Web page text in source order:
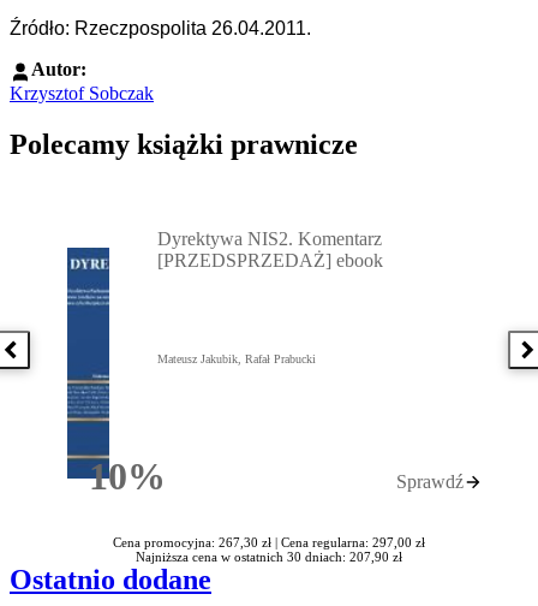
Źródło: Rzeczpospolita 26.04.2011.
Autor:
Krzysztof Sobczak
Polecamy książki prawnicze
Poprzednia książka
10%Rabatu
Dyrektywa NIS2. Komentarz
[PRZEDSPRZEDAŻ] ebook
Mateusz Jakubik, Rafał Prabucki
Sprawdź
Cena promocyjna: 267,30 zł | Cena regularna: 297,00 zł
Najniższa cena w ostatnich 30 dniach: 207,90 zł
Ostatnio dodane